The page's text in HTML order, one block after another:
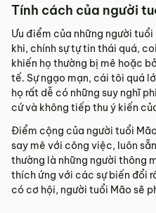
Tính cách của người
Ưu điểm của những người
khi, chính sự tự tin thái quá,
khiến họ thường bị mê hoặc
tế. Sự ngạo mạn, cái tôi quá
họ rất dễ có những suy nghĩ
cứ và không tiếp thu ý kiến
Điểm cộng của người tuổi
say mê với công việc, luôn
thường là những người thông
thích ứng với các sự biến đổi
có cơ hội, người tuổi Mão sẽ